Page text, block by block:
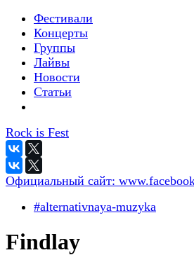
Фестивали
Концерты
Группы
Лайвы
Новости
Статьи
Rock is Fest
Официальный сайт:
#alternativnaya-muzyka
Findlay